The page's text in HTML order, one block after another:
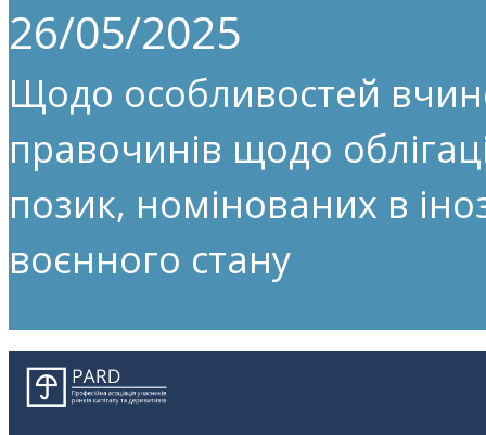
26/05/2025
Щодо особливостей
правочинів щодо
позик, номінованих в
воєнного стану